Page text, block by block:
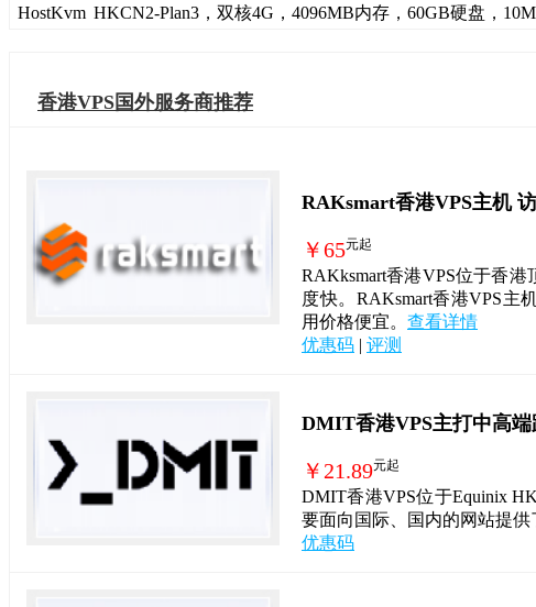
HostKvm HKCN2-Plan3，双核4G，4096MB内存，60GB硬盘，
香港VPS国外服务商推荐
RAKsmart香港VPS主机
￥65元起
RAKksmart香港VPS位于香
度快。RAKsmart香港VPS主
用价格便宜。 查看详情
优惠码 | 评测
DMIT香港VPS主打中高
￥21.89元起
DMIT香港VPS位于Equinix
要面向国际、国内的网站提供
优惠码